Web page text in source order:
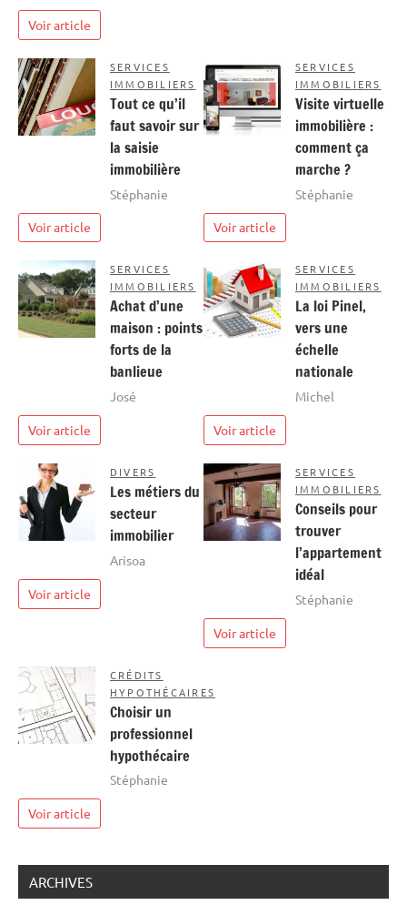
Voir article
SERVICES
IMMOBILIERS
Tout ce qu’il
faut savoir sur
la saisie
immobilière
Stéphanie
Voir article
SERVICES
IMMOBILIERS
Visite virtuelle
immobilière :
comment ça
marche ?
Stéphanie
Voir article
SERVICES
IMMOBILIERS
Achat d’une
maison : points
forts de la
banlieue
José
Voir article
SERVICES
IMMOBILIERS
La loi Pinel,
vers une
échelle
nationale
Michel
Voir article
DIVERS
Les métiers du
secteur
immobilier
Arisoa
Voir article
SERVICES
IMMOBILIERS
Conseils pour
trouver
l’appartement
idéal
Stéphanie
Voir article
CRÉDITS
HYPOTHÉCAIRES
Choisir un
professionnel
hypothécaire
Stéphanie
Voir article
ARCHIVES